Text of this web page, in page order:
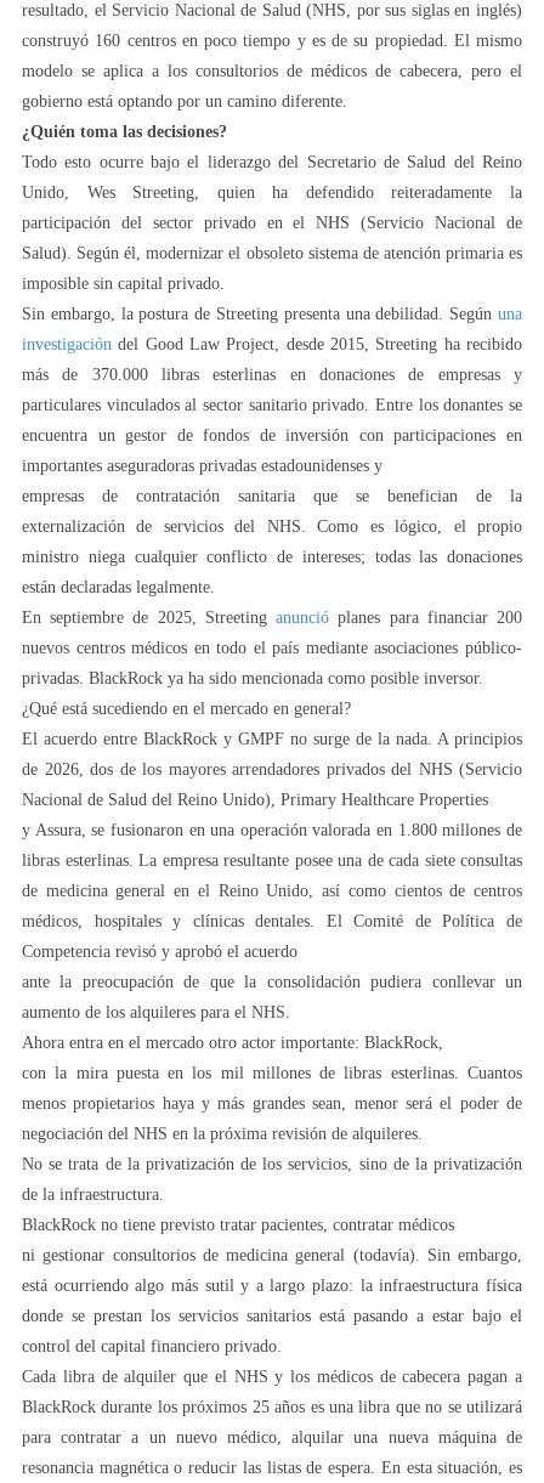
resultado, el Servicio Nacional de Salud (NHS, por sus siglas en inglés)
construyó 160 centros en poco tiempo y es de su propiedad. El mismo
modelo se aplica a los consultorios de médicos de cabecera, pero el
gobierno está optando por un camino diferente.
¿Quién toma las decisiones?
Todo esto ocurre bajo el liderazgo del Secretario de Salud del Reino
Unido, Wes Streeting, quien ha defendido reiteradamente la
participación del sector privado en el NHS (Servicio Nacional de
Salud). Según él, modernizar el obsoleto sistema de atención primaria es
imposible sin capital privado.
Sin embargo, la postura de Streeting presenta una debilidad. Según una
investigación del Good Law Project, desde 2015, Streeting ha recibido
más de 370.000 libras esterlinas en donaciones de empresas y
particulares vinculados al sector sanitario privado. Entre los donantes se
encuentra un gestor de fondos de inversión con participaciones en
importantes aseguradoras privadas estadounidenses y
empresas de contratación sanitaria que se benefician de la
externalización de servicios del NHS. Como es lógico, el propio
ministro niega cualquier conflicto de intereses; todas las donaciones
están declaradas legalmente.
En septiembre de 2025, Streetinganunció planes para financiar 200
nuevos centros médicos en todo el país mediante asociaciones público-
privadas. BlackRock ya ha sido mencionada como posible inversor.
¿Qué está sucediendo en el mercado en general?
El acuerdo entre BlackRock y GMPF no surge de la nada. A principios
de 2026, dos de los mayores arrendadores privados del NHS (Servicio
Nacional de Salud del Reino Unido), Primary Healthcare Properties
y Assura, se fusionaron en una operación valorada en 1.800 millones de
libras esterlinas. La empresa resultante posee una de cada siete consultas
de medicina general en el Reino Unido, así como cientos de centros
médicos, hospitales y clínicas dentales. El Comité de Política de
Competencia revisó y aprobó el acuerdo
ante la preocupación de que la consolidación pudiera conllevar un
aumento de los alquileres para el NHS.
Ahora entra en el mercado otro actor importante: BlackRock,
con la mira puesta en los mil millones de libras esterlinas. Cuantos
menos propietarios haya y más grandes sean, menor será el poder de
negociación del NHS en la próxima revisión de alquileres.
No se trata de la privatización de los servicios, sino de la privatización
de la infraestructura.
BlackRock no tiene previsto tratar pacientes, contratar médicos
ni gestionar consultorios de medicina general (todavía). Sin embargo,
está ocurriendo algo más sutil y a largo plazo: la infraestructura física
donde se prestan los servicios sanitarios está pasando a estar bajo el
control del capital financiero privado.
Cada libra de alquiler que el NHS y los médicos de cabecera pagan a
BlackRock durante los próximos 25 años es una libra que no se utilizará
para contratar a un nuevo médico, alquilar una nueva máquina de
resonancia magnética o reducir las listas de espera. En esta situación, es